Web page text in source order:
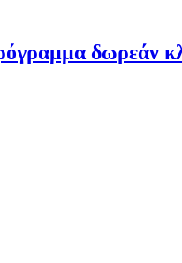
δωρεάν